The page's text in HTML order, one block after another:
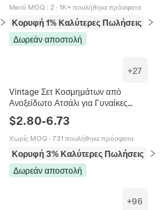
σε Σκουλαρίκια
Μικτό MOQ : 2· 1K+ πουλήθηκε πρόσφατα
Κορυφή 1% Καλύτερες Πωλήσεις
σε
Δωρεάν αποστολή
+27
Vintage Σετ Κοσμημάτων από
Ανοξείδωτο Ατσάλι για Γυναίκες
Χρυσό Πολύχρωμο Τεχνητό
Μαργαριτάρι Καρδιά Σταυρός Luck
Κολιέ Σκουλαρίκια Δαχτυλίδι
$2.80-6.73
Χωρίς MOQ · 731 πουλήθηκε πρόσφατα
Κορυφή 3% Καλύτερες Πωλήσεις
σε
Δωρεάν αποστολή
+96